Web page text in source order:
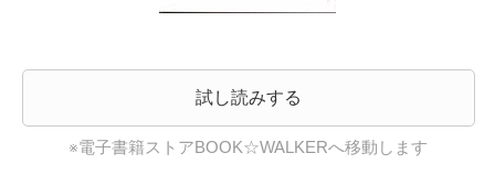
試し読みする
※電子書籍ストアBOOK☆WALKERへ移動します